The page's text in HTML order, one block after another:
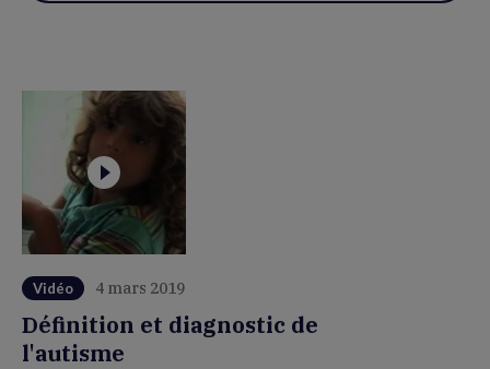
Vidéo 4 mars 2019
Définition et diagnostic de
l'autisme